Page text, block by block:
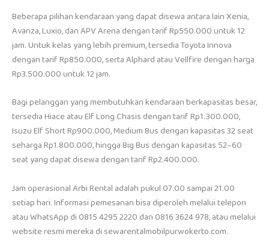
Beberapa pilihan kendaraan yang dapat disewa antara lain Xenia,
Avanza, Luxio, dan APV Arena dengan tarif Rp550.000 untuk 12
jam. Untuk kelas yang lebih premium, tersedia Toyota Innova
dengan tarif Rp850.000, serta Alphard atau Vellfire dengan harga
Rp3.500.000 untuk 12 jam.
Bagi pelanggan yang membutuhkan kendaraan berkapasitas besar,
tersedia Hiace atau Elf Long Chasis dengan tarif Rp1.300.000,
Isuzu Elf Short Rp900.000, Medium Bus dengan kapasitas 32 seat
seharga Rp1.800.000, hingga Big Bus dengan kapasitas 52–60
seat yang dapat disewa dengan tarif Rp2.400.000.
Jam operasional Arbi Rental adalah pukul 07.00 sampai 21.00
setiap hari. Informasi pemesanan bisa diperoleh melalui telepon
atau WhatsApp di 0815 4295 2220 dan 0816 3624 978, atau melalui
website resmi mereka di sewarentalmobilpurwokerto.com.